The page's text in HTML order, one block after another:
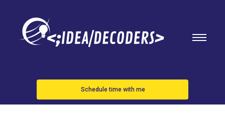
Schedule time with me